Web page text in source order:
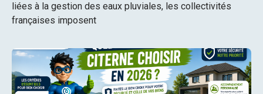
liées à la gestion des eaux pluviales, les collectivités
françaises imposent